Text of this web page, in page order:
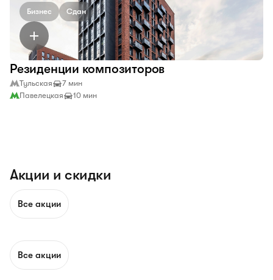
Бизнес Сдан
Резиденции композиторов
Тульская
7 мин
Павелецкая
10 мин
Акции и скидки
Все акции
Все акции